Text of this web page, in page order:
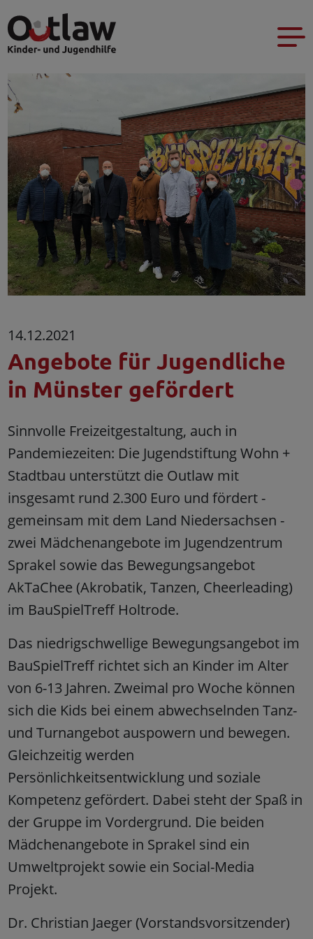
14.12.2021
Angebote für Jugendliche
in Münster gefördert
Sinnvolle Freizeitgestaltung, auch in
Pandemiezeiten: Die Jugendstiftung Wohn +
Stadtbau unterstützt die Outlaw mit
insgesamt rund 2.300 Euro und fördert -
gemeinsam mit dem Land Niedersachsen -
zwei Mädchenangebote im Jugendzentrum
Sprakel sowie das Bewegungsangebot
AkTaChee (Akrobatik, Tanzen, Cheerleading)
im BauSpielTreff Holtrode.
Das niedrigschwellige Bewegungsangebot im
BauSpielTreff richtet sich an Kinder im Alter
von 6-13 Jahren. Zweimal pro Woche können
sich die Kids bei einem abwechselnden Tanz-
und Turnangebot auspowern und bewegen.
Gleichzeitig werden
Persönlichkeitsentwicklung und soziale
Kompetenz gefördert. Dabei steht der Spaß in
der Gruppe im Vordergrund. Die beiden
Mädchenangebote in Sprakel sind ein
Umweltprojekt sowie ein Social-Media
Projekt.
Dr. Christian Jaeger (Vorstandsvorsitzender)